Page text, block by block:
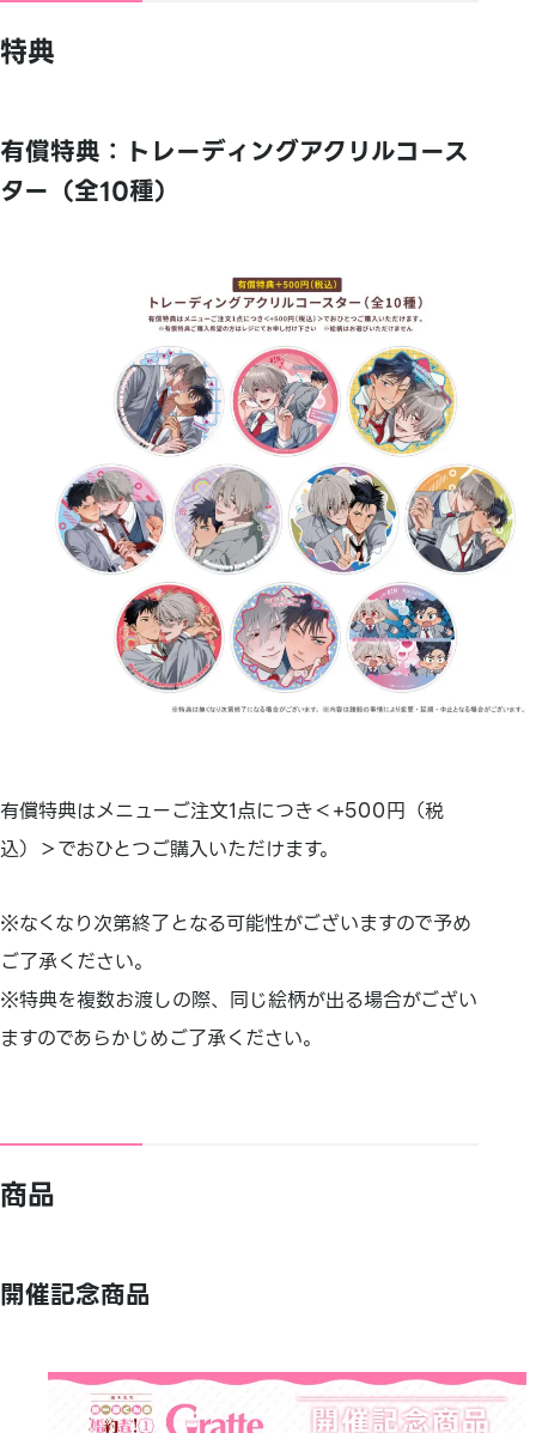
特典
有償特典：トレーディングアクリルコース
ター（全10種）
有償特典はメニューご注文1点につき＜+500円（税
込）＞でおひとつご購入いただけます。
※なくなり次第終了となる可能性がございますので予め
ご了承ください。
※特典を複数お渡しの際、同じ絵柄が出る場合がござい
ますのであらかじめご了承ください。
商品
開催記念商品